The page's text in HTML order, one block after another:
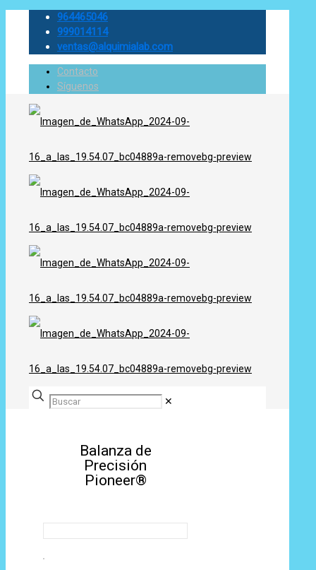
964465046
999014114
ventas@alquimialab.com
Contacto
Síguenos
✕
Balanza de
Precisión
Pioneer®